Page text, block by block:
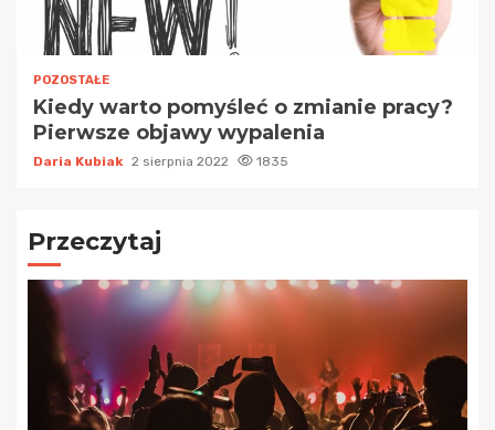
POZOSTAŁE
Kiedy warto pomyśleć o zmianie pracy?
Pierwsze objawy wypalenia
Daria Kubiak 2 sierpnia 2022 1835
Przeczytaj